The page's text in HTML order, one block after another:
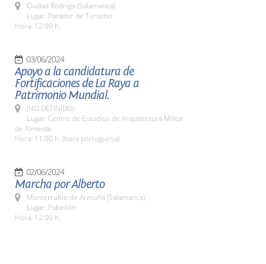
Ciudad Rodrigo (Salamanca)
Lugar: Parador de Turismo
Hora: 12:00 h.
03/06/2024
Apoyo a la candidatura de
Fortificaciones de La Raya a
Patrimonio Mundial.
(NO DEFINIDO)
Lugar: Centro de Estudios de Arquitectura Militar
de Almeida
Hora: 11:00 h. (hora portuguesa)
02/06/2024
Marcha por Alberto
Monterrubio de Armuña (Salamanca)
Lugar: Pabellón
Hora: 12:00 h.